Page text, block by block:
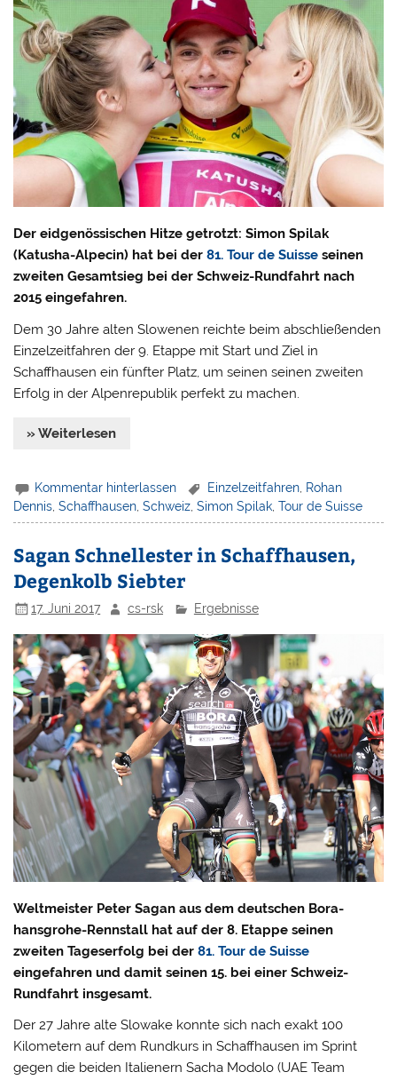
Der eidgenössischen Hitze getrotzt: Simon Spilak
(Katusha-Alpecin) hat bei der81. Tour de Suisse seinen
zweiten Gesamtsieg bei der Schweiz-Rundfahrt nach
2015 eingefahren.
Dem 30 Jahre alten Slowenen reichte beim abschließenden
Einzelzeitfahren der 9. Etappe mit Start und Ziel in
Schaffhausen ein fünfter Platz, um seinen seinen zweiten
Erfolg in der Alpenrepublik perfekt zu machen.
» Weiterlesen
Kommentar hinterlassen Einzelzeitfahren Rohan
Dennis,Schaffhausen,Schweiz,Simon Spilak,Tour de Suisse
Sagan Schnellester in Schaffhausen,
Degenkolb Siebter
17. Juni 2017 cs-rsk Ergebnisse
Weltmeister Peter Sagan aus dem deutschen Bora-
hansgrohe-Rennstall hat auf der 8. Etappe seinen
zweiten Tageserfolg bei der81. Tour de Suisse
eingefahren und damit seinen 15. bei einer Schweiz-
Rundfahrt insgesamt.
Der 27 Jahre alte Slowake konnte sich nach exakt 100
Kilometern auf dem Rundkurs in Schaffhausen im Sprint
gegen die beiden Italienern Sacha Modolo (UAE Team